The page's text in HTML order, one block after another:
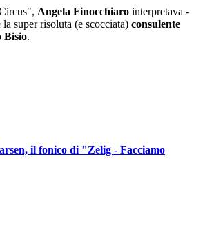
Angela Finocchiaro interpretava -
super risoluta (e scocciata) consulente
Bisio.
il fonico di "Zelig - Facciamo